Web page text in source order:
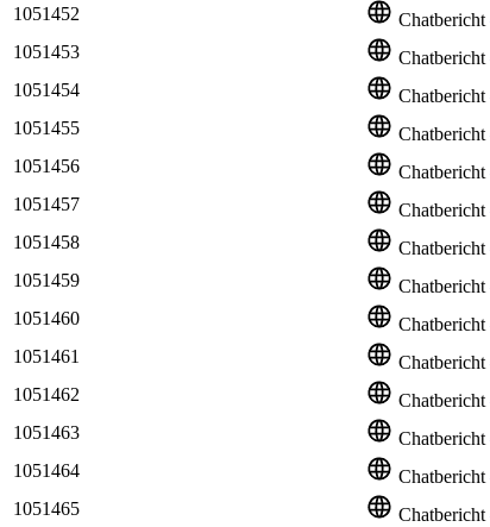
1051452
Chatbericht
1051453
Chatbericht
1051454
Chatbericht
1051455
Chatbericht
1051456
Chatbericht
1051457
Chatbericht
1051458
Chatbericht
1051459
Chatbericht
1051460
Chatbericht
1051461
Chatbericht
1051462
Chatbericht
1051463
Chatbericht
1051464
Chatbericht
1051465
Chatbericht